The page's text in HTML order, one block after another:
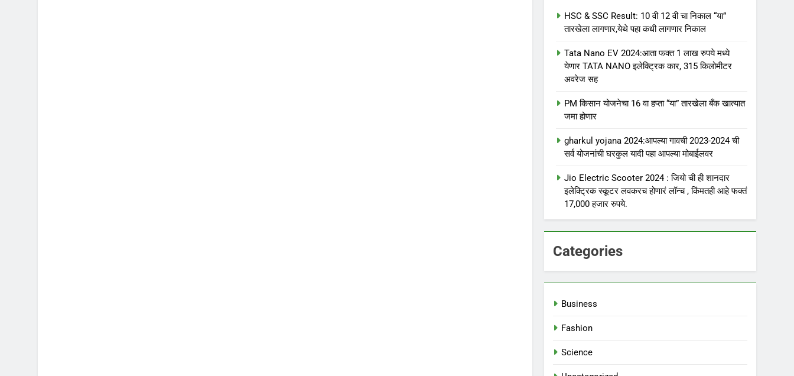
HSC & SSC Result: 10 वी 12 वी चा निकाल “या”
तारखेला लागणार,येथे पहा कधी लागणार निकाल
Tata Nano EV 2024:आता फक्त 1 लाख रुपये मध्ये
येणार TATA NANO इलेक्ट्रिक कार, 315 किलोमीटर
अवरेज सह
PM किसान योजनेचा 16 वा हप्ता “या” तारखेला बँक खात्यात
जमा होणार
gharkul yojana 2024:आपल्या गावची 2023-2024 ची
सर्व योजनांची घरकुल यादी पहा आपल्या मोबाईलवर
Jio Electric Scooter 2024 : जियो ची ही शानदार
इलेक्ट्रिक स्कूटर लवकरच होणारं लॉन्च , किंमतही आहे फक्तं
17,000 हजार रुपये.
Categories
Business
Fashion
Science